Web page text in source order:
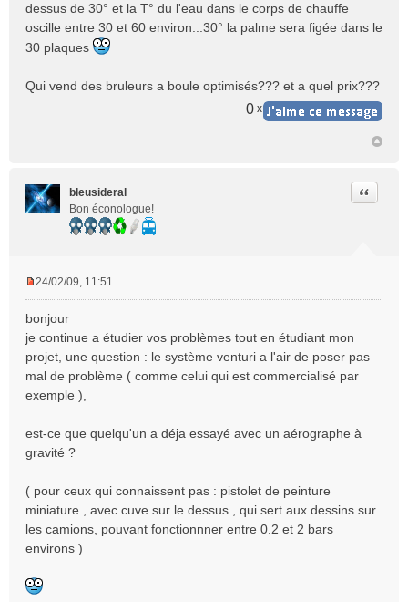
dessus de 30° et la T° du l'eau dans le corps de chauffe
oscille entre 30 et 60 environ...30° la palme sera figée dans le
30 plaques
Qui vend des bruleurs a boule optimisés??? et a quel prix???
0 x
bleusideral
Bon éconologue!
Citer
s
s
a
g
e
n
l
24/02/09, 11:51
bonjour
je continue a étudier vos problèmes tout en étudiant mon
projet, une question : le système venturi a l'air de poser pas
mal de problème ( comme celui qui est commercialisé par
exemple ),
est-ce que quelqu'un a déja essayé avec un aérographe à
gravité ?
( pour ceux qui connaissent pas : pistolet de peinture
miniature , avec cuve sur le dessus , qui sert aux dessins sur
les camions, pouvant fonctionnner entre 0.2 et 2 bars
environs )